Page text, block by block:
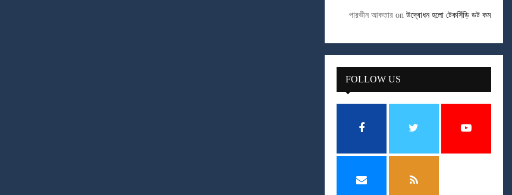
পারভীন আকতার on উদ্বোধন হলো টেকসিঁড়ি ডট কম
FOLLOW US